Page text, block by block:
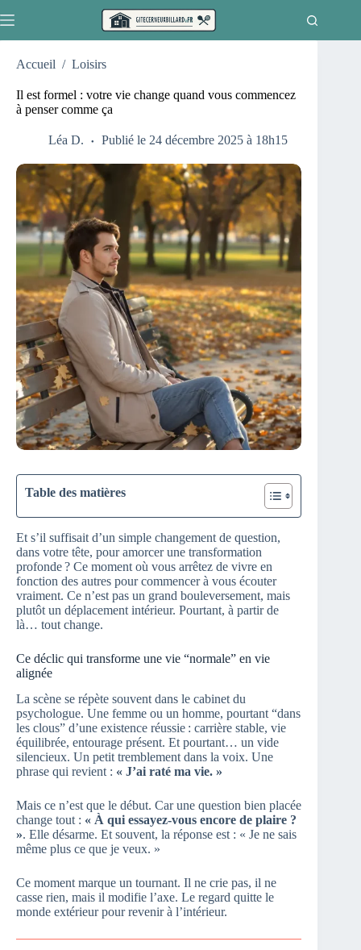
au
Accueil / Loisirs
Il est formel : votre vie change quand vous commencez
à penser comme ça
Léa D. Publié le 24 décembre 2025 à 18h15
Table des matières
Et s’il suffisait d’un simple changement de question,
dans votre tête, pour amorcer une transformation
profonde ? Ce moment où vous arrêtez de vivre en
fonction des autres pour commencer à vous écouter
vraiment. Ce n’est pas un grand bouleversement, mais
plutôt un déplacement intérieur. Pourtant, à partir de
là… tout change.
Ce déclic qui transforme une vie “normale” en vie
alignée
La scène se répète souvent dans le cabinet du
psychologue. Une femme ou un homme, pourtant “dans
les clous” d’une existence réussie : carrière stable, vie
équilibrée, entourage présent. Et pourtant… un vide
silencieux. Un petit tremblement dans la voix. Une
phrase qui revient : « J’ai raté ma vie. »
Mais ce n’est que le début. Car une question bien placée
change tout : « À qui essayez-vous encore de plaire ?
». Elle désarme. Et souvent, la réponse est : « Je ne sais
même plus ce que je veux. »
Ce moment marque un tournant. Il ne crie pas, il ne
casse rien, mais il modifie l’axe. Le regard quitte le
monde extérieur pour revenir à l’intérieur.